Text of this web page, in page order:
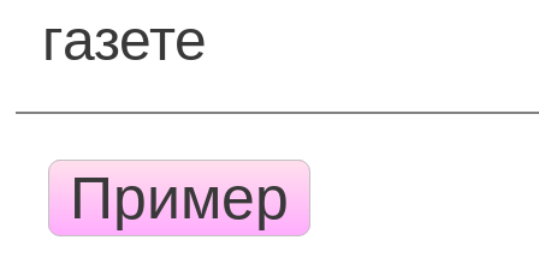
газете
Пример